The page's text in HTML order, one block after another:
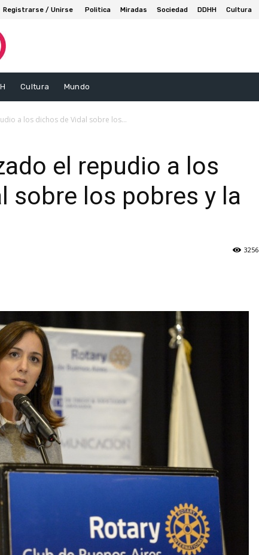
Registrarse / Unirse Politica Miradas Sociedad DDHH Cultura
Cultura Mundo
a los dichos de Vidal sobre los...
el repudio a los
sobre los pobres y la
3256